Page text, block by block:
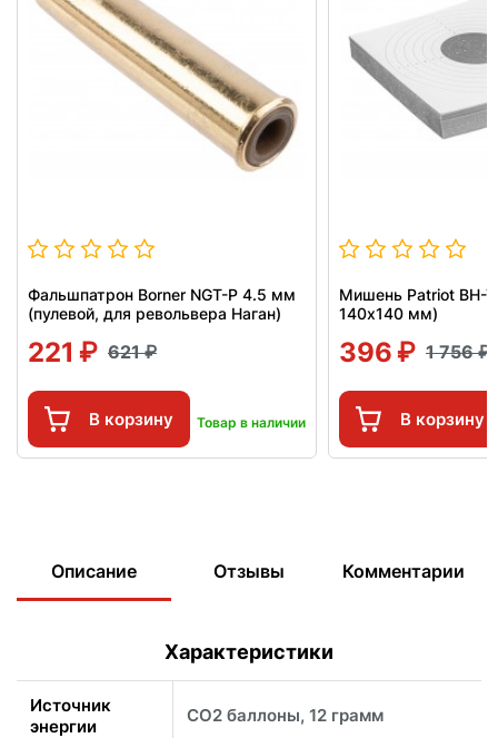
Фальшпатрон Borner NGT-P 4.5 мм
(пулевой, для револьвера Наган)
221 621
В корзину Товар в наличии
Мишень Patriot BH-
140x140 мм)
396 1 756
В корзину
Описание Отзывы Комментарии
Характеристики
Источник
энергии
CO2 баллоны, 12 грамм